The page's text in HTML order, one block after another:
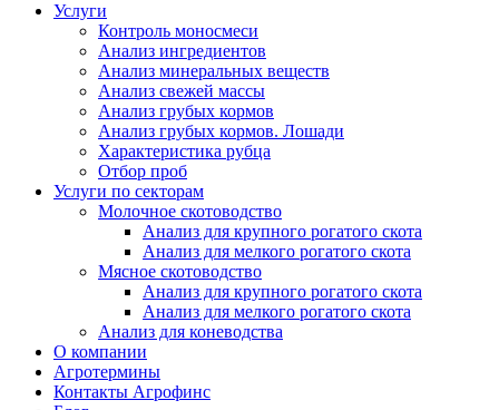
Услуги
Контроль моносмеси
Анализ ингредиентов
Анализ минеральных веществ
Анализ свежей массы
Анализ грубых кормов
Анализ грубых кормов. Лошади
Характеристика рубца
Отбор проб
Услуги по секторам
Молочное скотоводство
Анализ для крупного рогатого скота
Анализ для мелкого рогатого скота
Мясное скотоводство
Анализ для крупного рогатого скота
Анализ для мелкого рогатого скота
Анализ для коневодства
О компании
Агротермины
Контакты Агрофинс